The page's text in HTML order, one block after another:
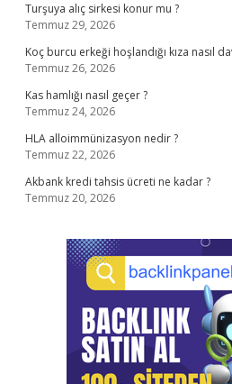
Turşuya alıç sirkesi konur mu ?
Temmuz 29, 2026
Koç burcu erkeği hoşlandığı kıza nasıl
Temmuz 26, 2026
Kas hamlığı nasıl geçer ?
Temmuz 24, 2026
HLA alloimmünizasyon nedir ?
Temmuz 22, 2026
Akbank kredi tahsis ücreti ne kadar ?
Temmuz 20, 2026